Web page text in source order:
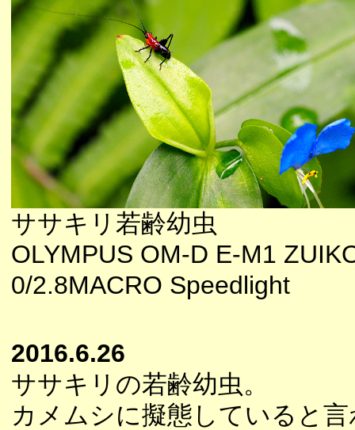
ササキリ若齢幼虫
OLYMPUS OM-D E-M1
0/2.8MACRO Speedlight
2016.6.26
ササキリの若齢幼虫。
カメムシに擬態していると